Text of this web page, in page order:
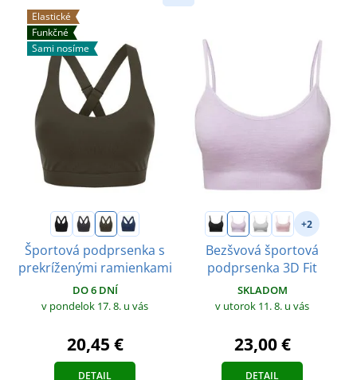
Elastické
Funkčné
Sami nosíme
Športová podprsenka s
prekríženými ramienkami
DO 6 DNÍ
v pondelok 17. 8. u vás
20,45 €
DETAIL
+2
Bezšvová športová
podprsenka 3D Fit
SKLADOM
v utorok 11. 8. u vás
23,00 €
DETAIL